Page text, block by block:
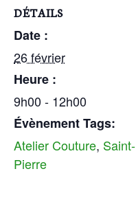
DÉTAILS
Date :
26 février
Heure :
9h00 - 12h00
Évènement Tags:
Atelier Couture, Saint-
Pierre